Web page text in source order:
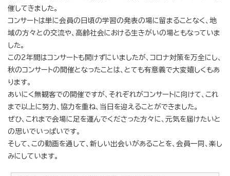
催してきました。
コンサートは単に会員の日頃の学習の発表の場に留まることなく、地
域の方々との交流や、高齢社会における生きがいの場ともなっていま
した。
この2年間はコンサートも開けずにいましたが、コロナ対策を万全にし、
秋のコンサートの開催となったことは、とても有意義で大変嬉しくもあ
ります。
あいにく無観客での開催ですが、それぞれがコンサートに向けて、これ
まで以上に努力、協力を重ね、当日を迎えることができました。
ぜひ、これまで会場に足を運んでくださった方々に、元気を届けたいと
の思いでいっぱいです。
そして、この動画を通して、新しい出会いがあることを、会員一同、楽し
みにしています。